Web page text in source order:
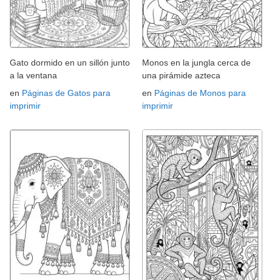
Gato dormido en un sillón junto
a la ventana
en Páginas de Gatos para
imprimir
Monos en la jungla cerca de
una pirámide azteca
en Páginas de Monos para
imprimir